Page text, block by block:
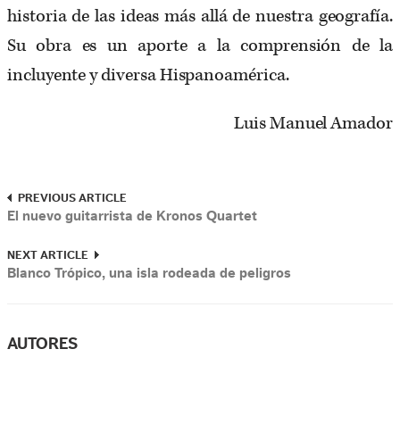
historia de las ideas más allá de nuestra geografía.
Su obra es un aporte a la comprensión de la
incluyente y diversa Hispanoamérica.
Luis Manuel Amador
PREVIOUS ARTICLE
El nuevo guitarrista de Kronos Quartet
NEXT ARTICLE
Blanco Trópico, una isla rodeada de peligros
AUTORES